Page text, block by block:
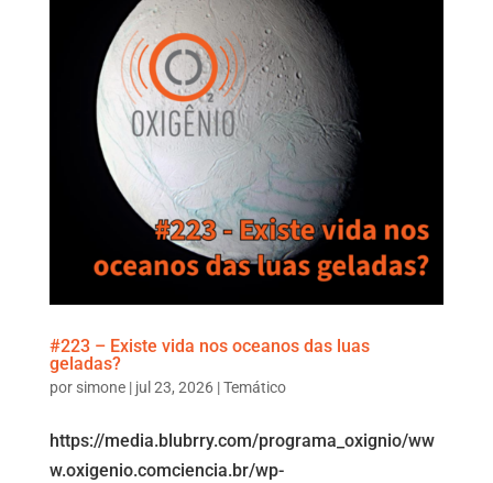
#223 – Existe vida nos oceanos das luas
geladas?
por simone| jul 23, 2026|Temático
https://media.blubrry.com/programa_oxignio/ww
w.oxigenio.comciencia.br/wp-